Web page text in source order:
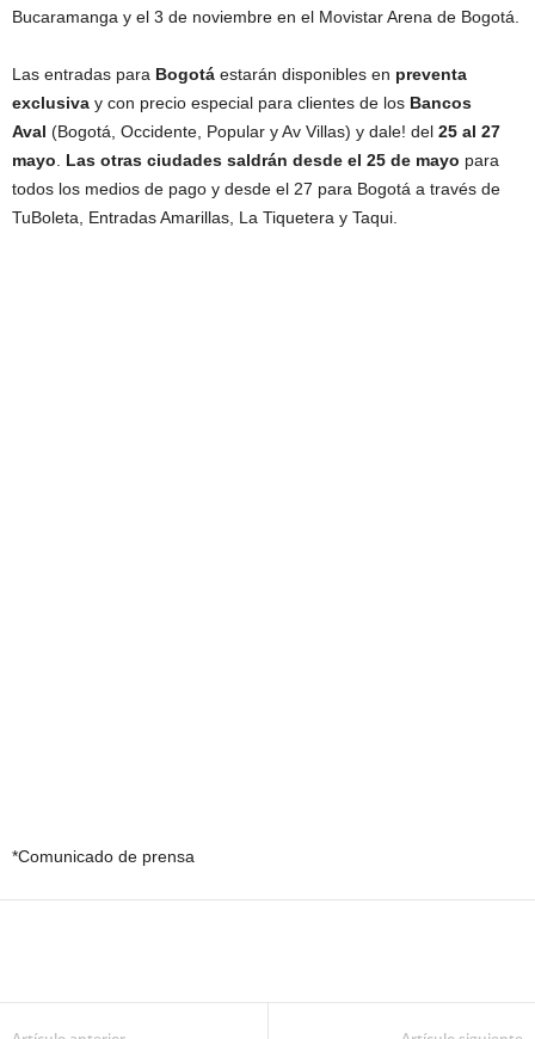
Bucaramanga y el 3 de noviembre en el Movistar Arena de Bogotá.
Las entradas para Bogotá estarán disponibles en preventa
exclusiva y con precio especial para clientes de los Bancos
Aval (Bogotá, Occidente, Popular y Av Villas) y dale! del 25 al 27
mayo
Las otras ciudades saldrán desde el 25 de mayo para
todos los medios de pago y desde el 27 para Bogotá a través de
TuBoleta, Entradas Amarillas, La Tiquetera y Taqui.
*Comunicado de prensa